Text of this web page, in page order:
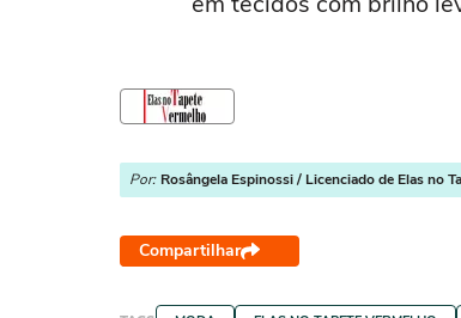
Por: Rosângela Espinossi / Licenciado de Elas no
Compartilhar